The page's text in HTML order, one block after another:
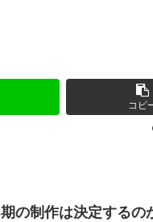
コピ
の制作は決定するの